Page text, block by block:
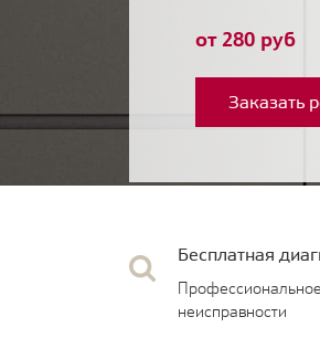
от 280 руб
Заказать
Бесплатная
неисправности